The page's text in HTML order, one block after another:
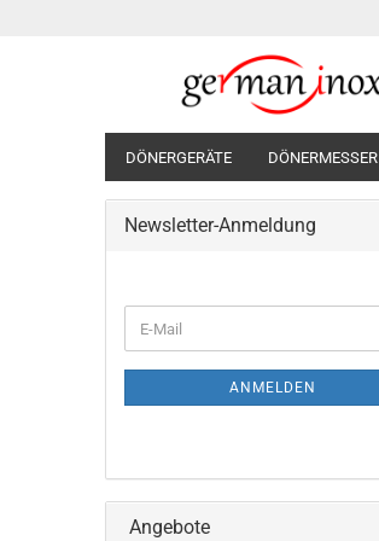
DÖNERGERÄTE DÖNERMESSER
Newsletter-Anmeldung
ZUR
E-
Mail
ANMELDEN
Angebote